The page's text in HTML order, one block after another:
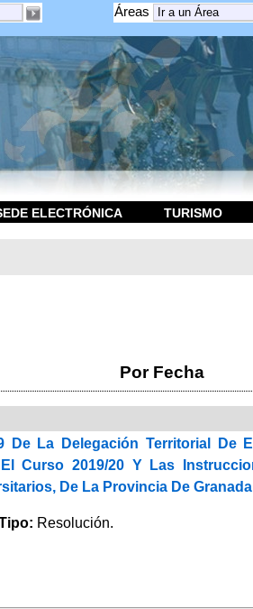
Áreas
ELECTRÓNICA TURISMO
Por Fecha
De La Delegación Territorial De
Curso 2019/20 Y Las
De La Provincia De Granada
Resolución.